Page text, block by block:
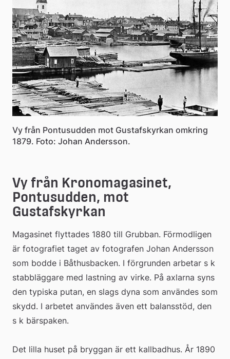
Vy från Pontusudden mot Gustafskyrkan omkring
1879. Foto: Johan Andersson.
Vy från Kronomagasinet,
Pontusudden, mot
Gustafskyrkan
Magasinet flyttades 1880 till Grubban. Förmodligen
är fotografiet taget av fotografen Johan Andersson
som bodde i Båthusbacken. I förgrunden arbetar s k
stabbläggare med lastning av virke. På axlarna syns
den typiska putan, en slags dyna som användes som
skydd. I arbetet användes även ett balansstöd, den
s k bärspaken.
Det lilla huset på bryggan är ett kallbadhus. År 1890